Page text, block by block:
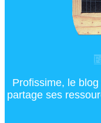
Profissime, le
partage ses